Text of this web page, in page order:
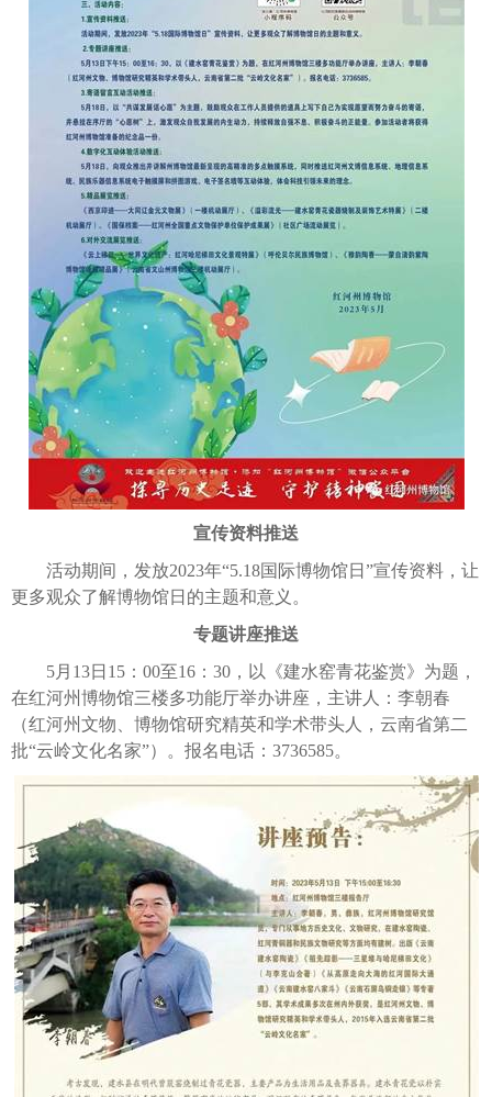
宣传资料推送
活动期间，发放2023年“5.18国际博物馆日”宣传资料，让
更多观众了解博物馆日的主题和意义。
专题讲座推送
5月13日15：00至16：30，以《建水窑青花鉴赏》为题，
在红河州博物馆三楼多功能厅举办讲座，主讲人：李朝春
（红河州文物、博物馆研究精英和学术带头人，云南省第二
批“云岭文化名家”）。报名电话：3736585。